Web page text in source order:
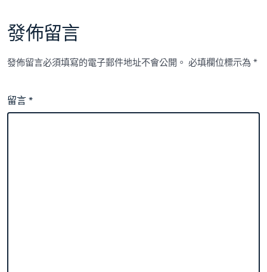
發佈留言
發佈留言必須填寫的電子郵件地址不會公開。 必填欄位標示為*
留言*